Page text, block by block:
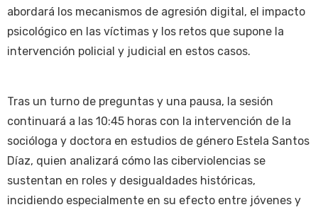
abordará los mecanismos de agresión digital, el impacto
psicológico en las víctimas y los retos que supone la
intervención policial y judicial en estos casos.
Tras un turno de preguntas y una pausa, la sesión
continuará a las 10:45 horas con la intervención de la
socióloga y doctora en estudios de género Estela Santos
Díaz, quien analizará cómo las ciberviolencias se
sustentan en roles y desigualdades históricas,
incidiendo especialmente en su efecto entre jóvenes y